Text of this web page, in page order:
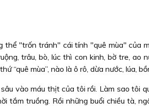
thể "trốn tránh" cái tính "quê mùa" của
trâu, bò, lúc thì con kinh, bờ tre,
“quê mùa”, nào là ô rô, dừa nước, lúa,
vào máu thịt của tôi rồi. Làm sao tôi
tắm truồng. Rồi những buổi chiều tà,